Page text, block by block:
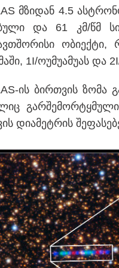
- ანტალია
ლარიდან
მზი­დან 4.5
და 61 კმ/წმ
1I/ოუ­მუ­ა­მუ­ას და
ის ბირ­თვის ზომა
დი­ა­მეტ­რის